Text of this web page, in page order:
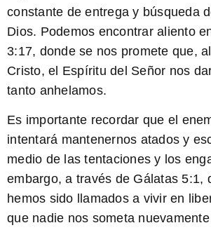
constante de entrega y búsqueda
Dios. Podemos encontrar aliento
3:17, donde se nos promete que,
Cristo, el Espíritu del Señor nos
tanto anhelamos.
Es importante recordar que el
intentará mantenernos atados y
medio de las tentaciones y los
embargo, a través de Gálatas 5:1,
hemos sido llamados a vivir en
que nadie nos someta